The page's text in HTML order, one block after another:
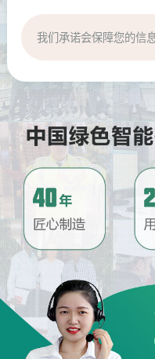
我们承诺会保障您的信